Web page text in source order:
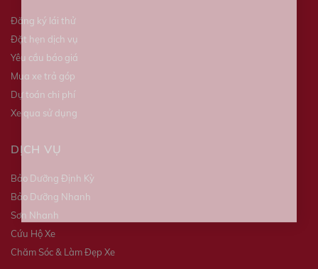
Đăng ký lái thử
Đặt hẹn dịch vụ
Yêu cầu báo giá
Mua xe trả góp
Dự toán chi phí
Xe qua sử dụng
DỊCH VỤ
Bảo Dưỡng Định Kỳ
Bảo Dưỡng Nhanh
Sơn Nhanh
Cứu Hộ Xe
Chăm Sóc & Làm Đẹp Xe